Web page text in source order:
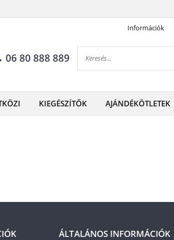
Információk
06 80 888 889
KIEGÉSZÍTŐK AJÁNDÉKÖTLETEK
ÁLTALÁNOS INFORMÁCIÓK